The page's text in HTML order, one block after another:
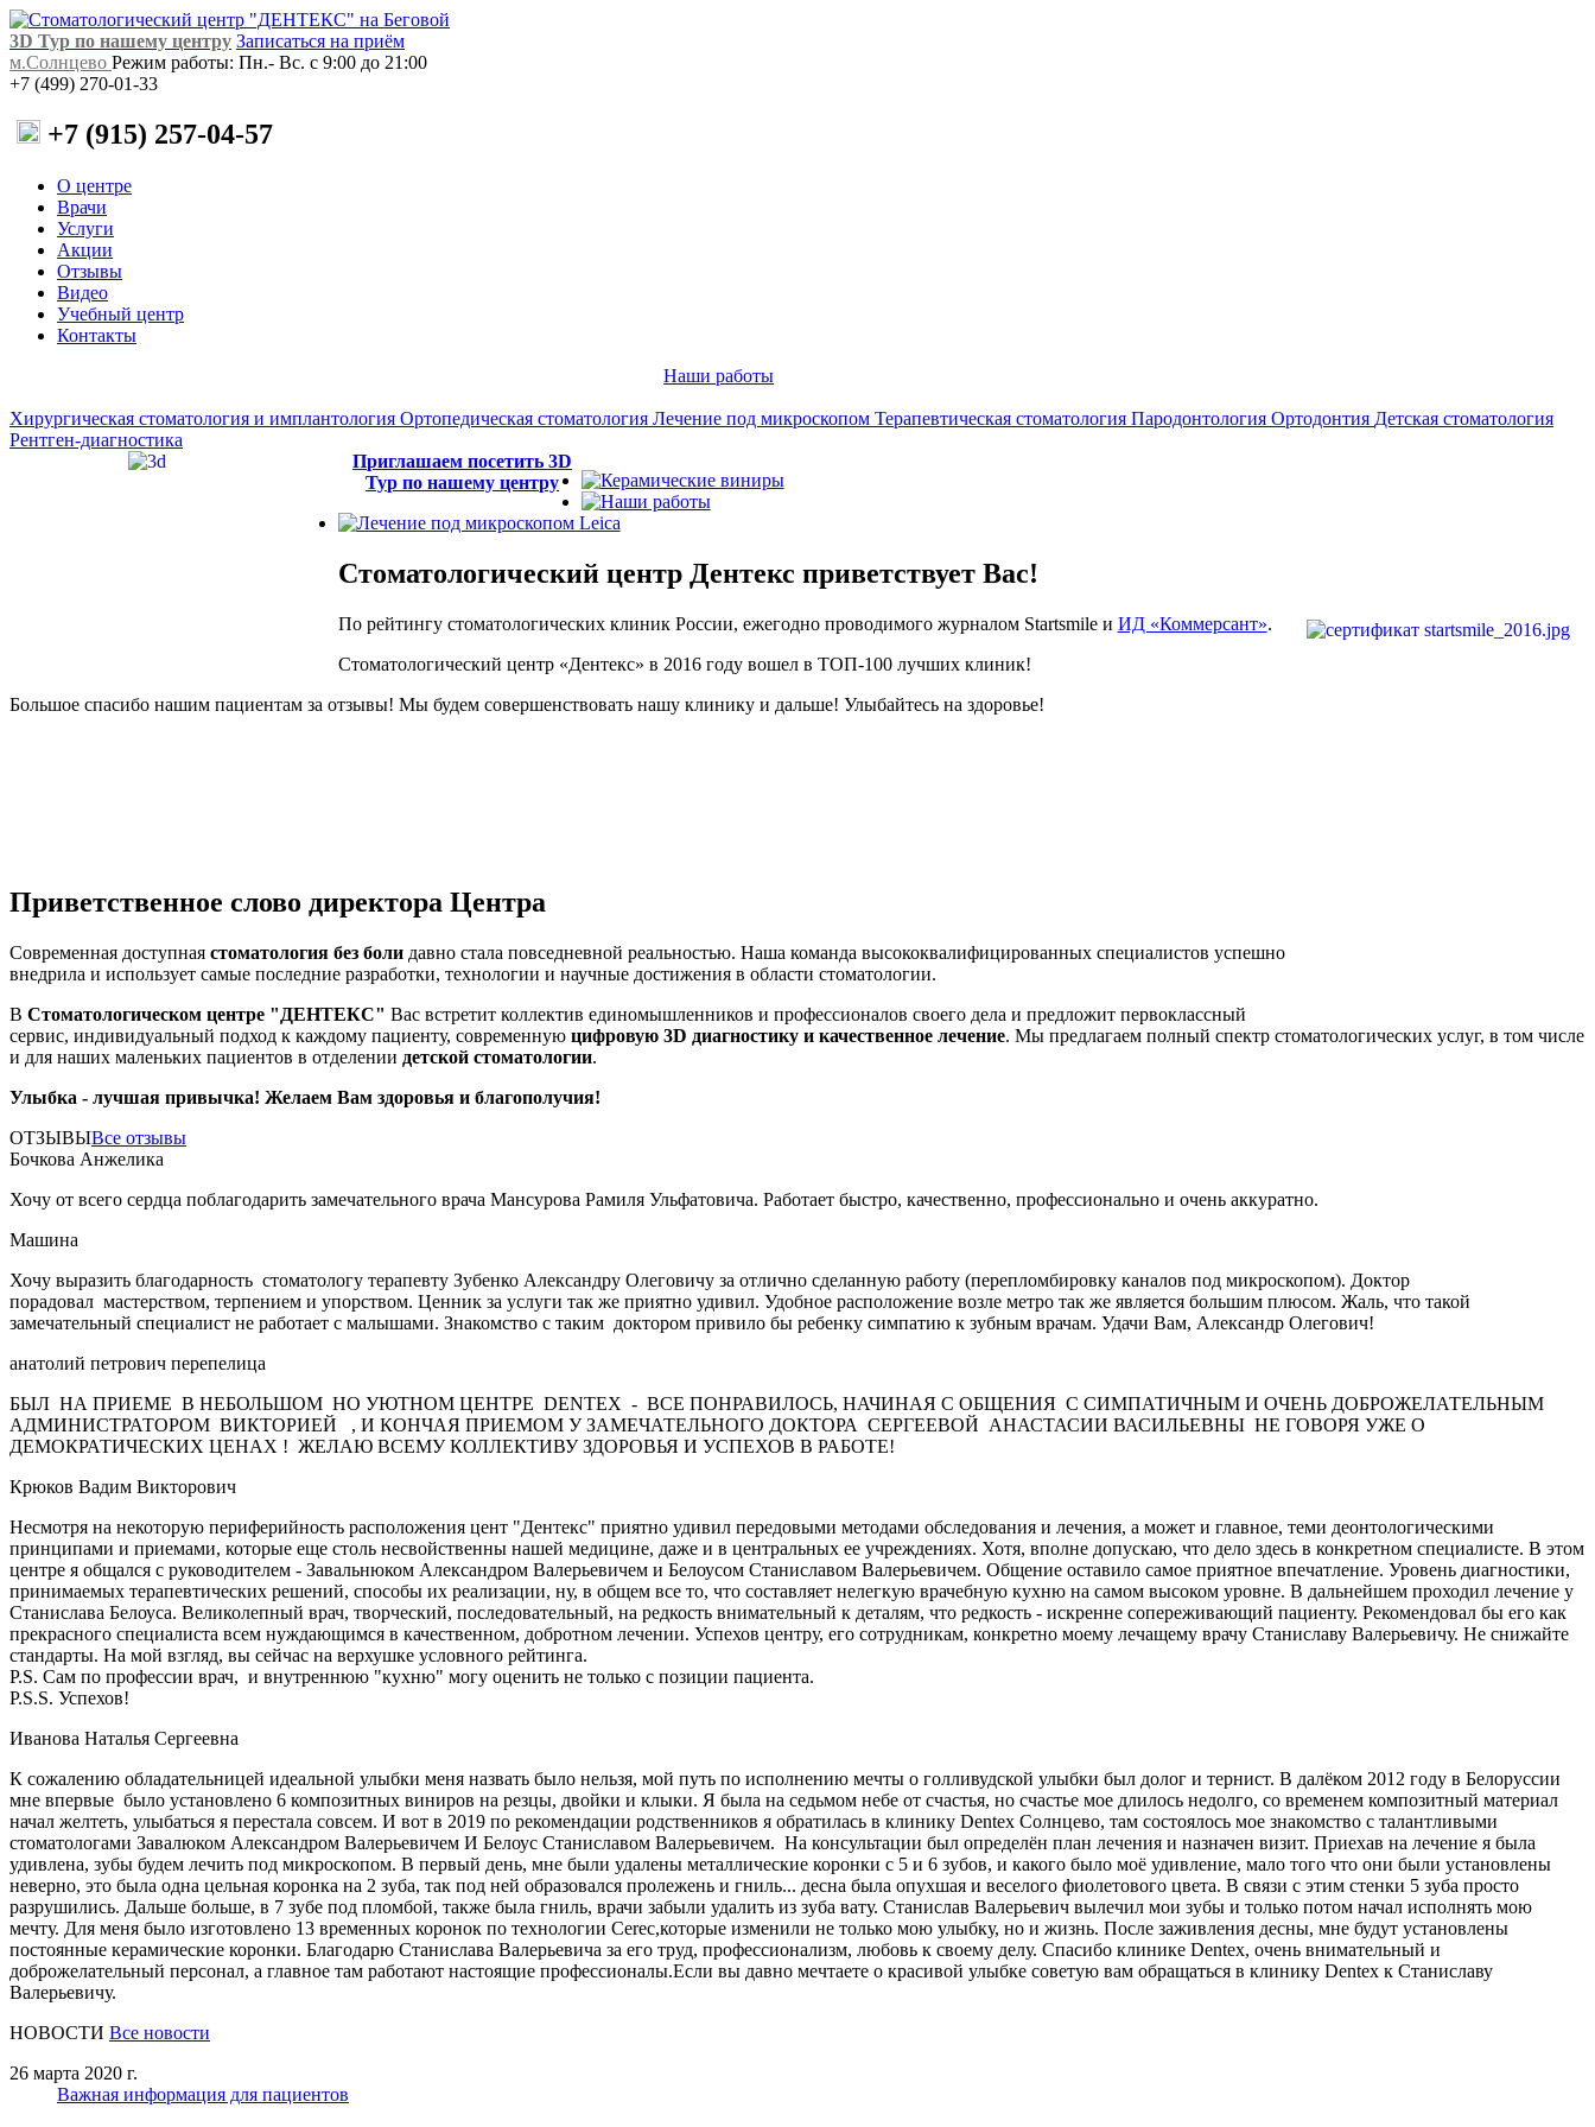
3D Тур по нашему центру Записаться на приём
м.Солнцево Режим работы: Пн.- Вс. с 9:00 до 21:00
+7 (499) 270-01-33
+7 (915) 257-04-57
О центре
Врачи
Услуги
Акции
Отзывы
Видео
Учебный центр
Контакты
Наши работы
Хирургическая стоматология и имплантология Ортопедическая стоматология Лечение под микроскопом Терапевтическая стоматология Пародонтология Ортодонтия Детская стоматология
Рентген-диагностика
Приглашаем посетить 3D
Тур по нашему центру
Стоматологический центр Дентекс приветствует Вас!
По рейтингу стоматологических клиник России, ежегодно проводимого журналом Startsmile и ИД «Коммерсант».
Стоматологический центр «Дентекс» в 2016 году вошел в ТОП-100 лучших клиник!
Большое спасибо нашим пациентам за отзывы! Мы будем совершенствовать нашу клинику и дальше! Улыбайтесь на здоровье!
Приветственное слово директора Центра
Современная доступная стоматология без боли давно стала повседневной реальностью. Наша команда высококвалифицированных специалистов успешно
внедрила и использует самые последние разработки, технологии и научные достижения в области стоматологии.
В Стоматологическом центре "ДЕНТЕКС" Вас встретит коллектив единомышленников и профессионалов своего дела и предложит первоклассный
сервис, индивидуальный подход к каждому пациенту, современную цифровую 3D диагностику и качественное лечение. Мы предлагаем полный спектр стоматологических услуг, в том числе
и для наших маленьких пациентов в отделении детской стоматологии.
Улыбка - лучшая привычка! Желаем Вам здоровья и благополучия!
ОТЗЫВЫВсе отзывы
Бочкова Анжелика
Хочу от всего сердца поблагодарить замечательного врача Мансурова Рамиля Ульфатовича. Работает быстро, качественно, профессионально и очень аккуратно.
Машина
Хочу выразить благодарность стоматологу терапевту Зубенко Александру Олеговичу за отлично сделанную работу (перепломбировку каналов под микроскопом). Доктор
порадовал мастерством, терпением и упорством. Ценник за услуги так же приятно удивил. Удобное расположение возле метро так же является большим плюсом. Жаль, что такой
замечательный специалист не работает с малышами. Знакомство с таким доктором привило бы ребенку симпатию к зубным врачам. Удачи Вам, Александр Олегович!
анатолий петрович перепелица
БЫЛ НА ПРИЕМЕ В НЕБОЛЬШОМ НО УЮТНОМ ЦЕНТРЕ DENTEX - ВСЕ ПОНРАВИЛОСЬ, НАЧИНАЯ С ОБЩЕНИЯ С СИМПАТИЧНЫМ И ОЧЕНЬ ДОБРОЖЕЛАТЕЛЬНЫМ
АДМИНИСТРАТОРОМ ВИКТОРИЕЙ , И КОНЧАЯ ПРИЕМОМ У ЗАМЕЧАТЕЛЬНОГО ДОКТОРА СЕРГЕЕВОЙ АНАСТАСИИ ВАСИЛЬЕВНЫ НЕ ГОВОРЯ УЖЕ О
ДЕМОКРАТИЧЕСКИХ ЦЕНАХ ! ЖЕЛАЮ ВСЕМУ КОЛЛЕКТИВУ ЗДОРОВЬЯ И УСПЕХОВ В РАБОТЕ!
Крюков Вадим Викторович
Несмотря на некоторую периферийность расположения цент "Дентекс" приятно удивил передовыми методами обследования и лечения, а может и главное, теми деонтологическими
принципами и приемами, которые еще столь несвойственны нашей медицине, даже и в центральных ее учреждениях. Хотя, вполне допускаю, что дело здесь в конкретном специалисте. В этом
центре я общался с руководителем - Завальнюком Александром Валерьевичем и Белоусом Станиславом Валерьевичем. Общение оставило самое приятное впечатление. Уровень диагностики,
принимаемых терапевтических решений, способы их реализации, ну, в общем все то, что составляет нелегкую врачебную кухню на самом высоком уровне. В дальнейшем проходил лечение у
Станислава Белоуса. Великолепный врач, творческий, последовательный, на редкость внимательный к деталям, что редкость - искренне сопереживающий пациенту. Рекомендовал бы его как
прекрасного специалиста всем нуждающимся в качественном, добротном лечении. Успехов центру, его сотрудникам, конкретно моему лечащему врачу Станиславу Валерьевичу. Не снижайте
стандарты. На мой взгляд, вы сейчас на верхушке условного рейтинга.
P.S. Сам по профессии врач, и внутреннюю "кухню" могу оценить не только с позиции пациента.
P.S.S. Успехов!
Иванова Наталья Сергеевна
К сожалению обладательницей идеальной улыбки меня назвать было нельзя, мой путь по исполнению мечты о голливудской улыбки был долог и тернист. В далёком 2012 году в Белоруссии
мне впервые было установлено 6 композитных виниров на резцы, двойки и клыки. Я была на седьмом небе от счастья, но счастье мое длилось недолго, со временем композитный материал
начал желтеть, улыбаться я перестала совсем. И вот в 2019 по рекомендации родственников я обратилась в клинику Dentex Солнцево, там состоялось мое знакомство с талантливыми
стоматологами Завалюком Александром Валерьевичем И Белоус Станиславом Валерьевичем. На консультации был определён план лечения и назначен визит. Приехав на лечение я была
удивлена, зубы будем лечить под микроскопом. В первый день, мне были удалены металлические коронки с 5 и 6 зубов, и какого было моё удивление, мало того что они были установлены
неверно, это была одна цельная коронка на 2 зуба, так под ней образовался пролежень и гниль... десна была опухшая и веселого фиолетового цвета. В связи с этим стенки 5 зуба просто
разрушились. Дальше больше, в 7 зубе под пломбой, также была гниль, врачи забыли удалить из зуба вату. Станислав Валерьевич вылечил мои зубы и только потом начал исполнять мою
мечту. Для меня было изготовлено 13 временных коронок по технологии Cerec,которые изменили не только мою улыбку, но и жизнь. После заживления десны, мне будут установлены
постоянные керамические коронки. Благодарю Станислава Валерьевича за его труд, профессионализм, любовь к своему делу. Спасибо клинике Dentex, очень внимательный и
доброжелательный персонал, а главное там работают настоящие профессионалы.Если вы давно мечтаете о красивой улыбке советую вам обращаться в клинику Dentex к Станиславу
Валерьевичу.
НОВОСТИ Все новости
26 марта 2020 г.
Важная информация для пациентов